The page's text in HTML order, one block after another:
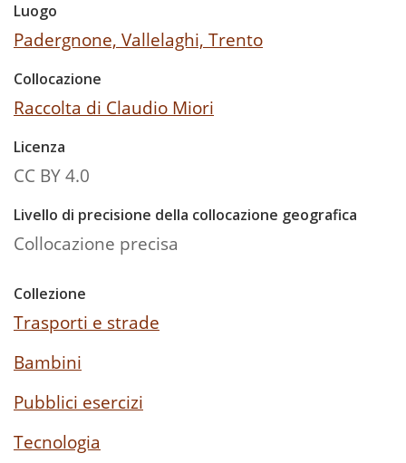
Luogo
Padergnone, Vallelaghi, Trento
Collocazione
Raccolta di Claudio Miori
Licenza
CC BY 4.0
Livello di precisione della collocazione geografica
Collocazione precisa
Collezione
Trasporti e strade
Bambini
Pubblici esercizi
Tecnologia